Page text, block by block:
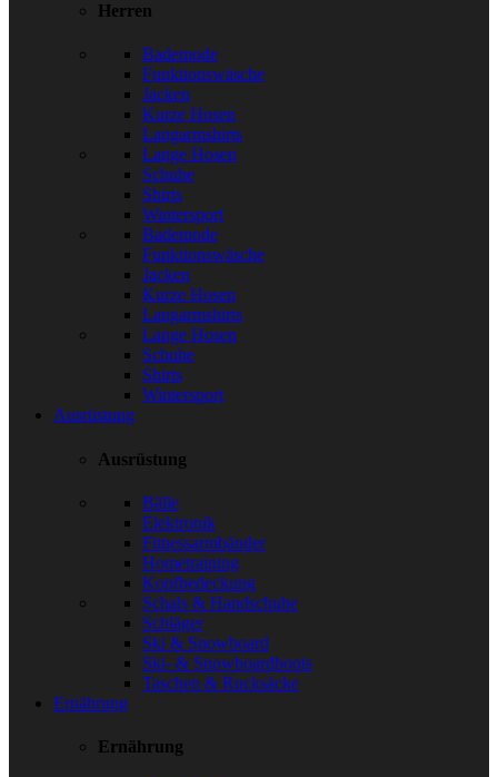
Herren
Bademode
Funktionswäsche
Jacken
Kurze Hosen
Langarmshirts
Lange Hosen
Schuhe
Shirts
Wintersport
Bademode
Funktionswäsche
Jacken
Kurze Hosen
Langarmshirts
Lange Hosen
Schuhe
Shirts
Wintersport
Ausrüstung
Ausrüstung
Bälle
Elektronik
Fitnessarmbänder
Hometraining
Kopfbedeckung
Schals & Handschuhe
Schläger
Ski & Snowboard
Ski- & Snowboardboots
Taschen & Rucksäcke
Ernährung
Ernährung